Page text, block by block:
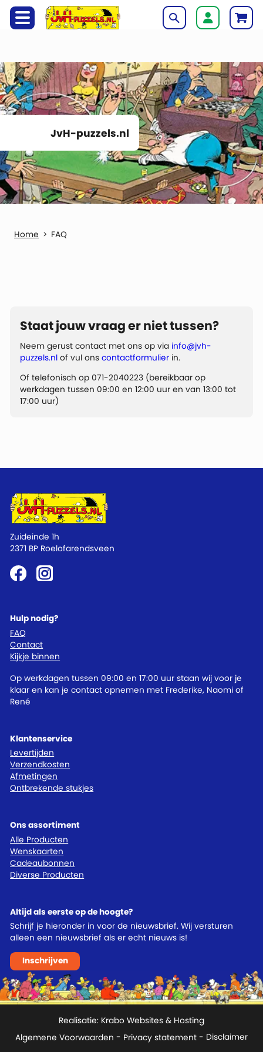
JvH-puzzels.nl
FAQ
Staat jouw vraag er niet tussen?
Neem gerust contact met ons op via info@jvh-
puzzels.nl of vul onscontactformulier in.
Of telefonisch op 071-2040223 (bereikbaar op
werkdagen tussen 09:00 en 12:00 uur en van 13:00 tot
17:00 uur)
Klantenservice
Levertijden
Verzendkosten
Afmetingen
Ontbrekende stukjes
Ons assortiment
Alle Producten
Wenskaarten
Cadeaubonnen
Diverse Producten
Hulp nodig?
FAQ
Contact
Kijkje binnen
Op werkdagen tussen 09:00 en 17:00 uur staan wij voor je
klaar en kan je contact opnemen met Frederike, Naomi of
René
Zuideinde 1h
2371 BP Roelofarendsveen
Altijd als eerste op de hoogte?
Schrijf je hieronder in voor de nieuwsbrief. Wij versturen
alleen een nieuwsbrief als er echt nieuws is!
Inschrijven
Realisatie: Krabo Websites & Hosting
Algemene Voorwaarden - Privacy statement - Disclaimer